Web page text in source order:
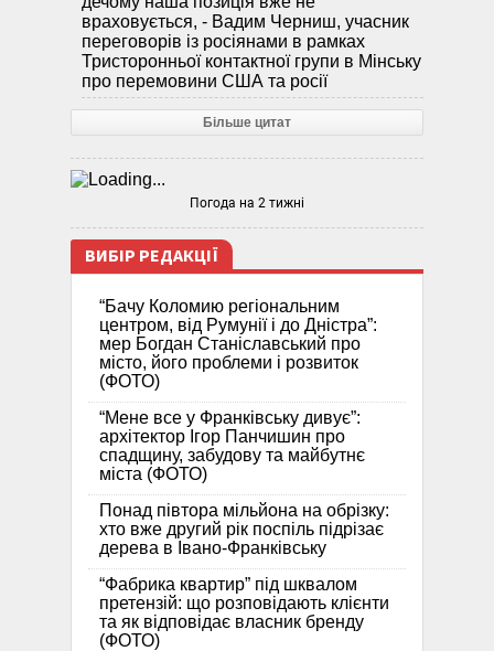
враховується, - Вадим Черниш, учасник
переговорів із росіянами в рамках
Тристоронньої контактної групи в Мінську
про перемовини США та росії
Більше цитат
Погода на 2 тижні
ВИБІР РЕДАКЦІЇ
“Бачу Коломию регіональним
центром, від Румунії і до Дністра”:
мер Богдан Станіславський про
місто, його проблеми і розвиток
(ФОТО)
“Мене все у Франківську дивує”:
архітектор Ігор Панчишин про
спадщину, забудову та майбутнє
міста (ФОТО)
Понад півтора мільйона на обрізку:
хто вже другий рік поспіль підрізає
дерева в Івано-Франківську
“Фабрика квартир” під шквалом
претензій: що розповідають клієнти
та як відповідає власник бренду
(ФОТО)